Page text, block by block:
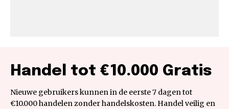
Handel tot €10.000 Gratis
Nieuwe gebruikers kunnen in de eerste 7 dagen tot
€10.000 handelen zonder handelskosten. Handel veilig en